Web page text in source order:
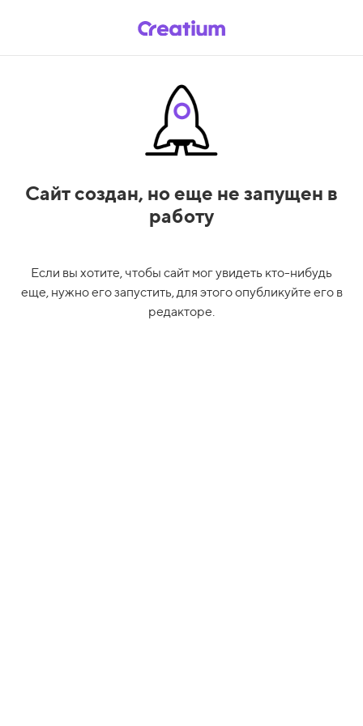
Сайт создан, но еще не запущен в
работу
Если вы хотите, чтобы сайт мог увидеть кто-нибудь
еще, нужно его запустить, для этого опубликуйте его в
редакторе.